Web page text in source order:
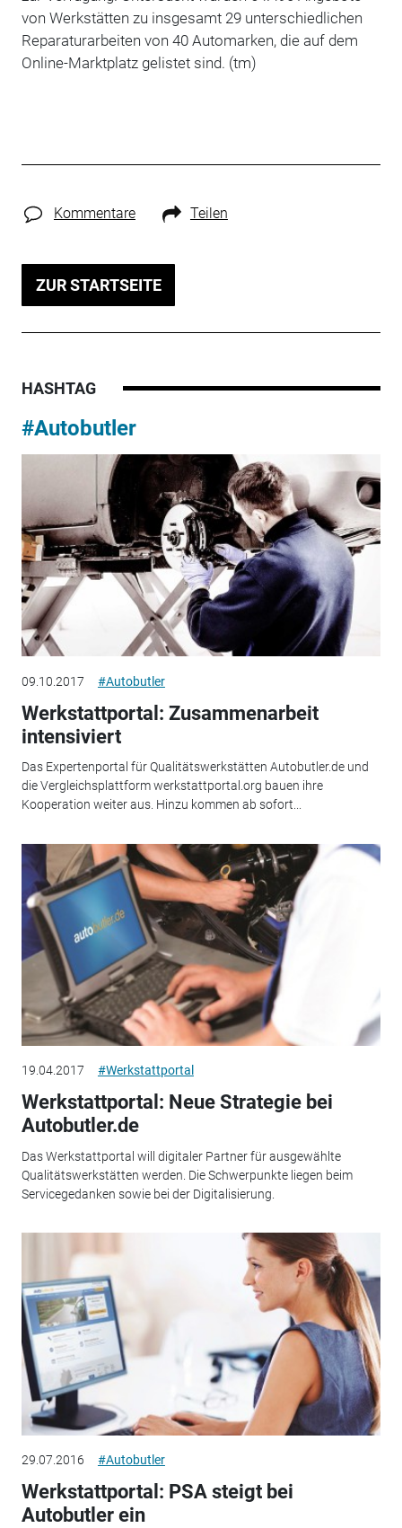
von Werkstätten zu insgesamt 29 unterschiedlichen
Reparaturarbeiten von 40 Automarken, die auf dem
Online-Marktplatz gelistet sind. (tm)
Kommentare Teilen
ZUR STARTSEITE
HASHTAG
#Autobutler
09.10.2017 #Autobutler
Werkstattportal: Zusammenarbeit
intensiviert
Das Expertenportal für Qualitätswerkstätten Autobutler.de und
die Vergleichsplattform werkstattportal.org bauen ihre
Kooperation weiter aus. Hinzu kommen ab sofort...
19.04.2017 #Werkstattportal
Werkstattportal: Neue Strategie bei
Autobutler.de
Das Werkstattportal will digitaler Partner für ausgewählte
Qualitätswerkstätten werden. Die Schwerpunkte liegen beim
Servicegedanken sowie bei der Digitalisierung.
29.07.2016 #Autobutler
Werkstattportal: PSA steigt bei
Autobutler ein